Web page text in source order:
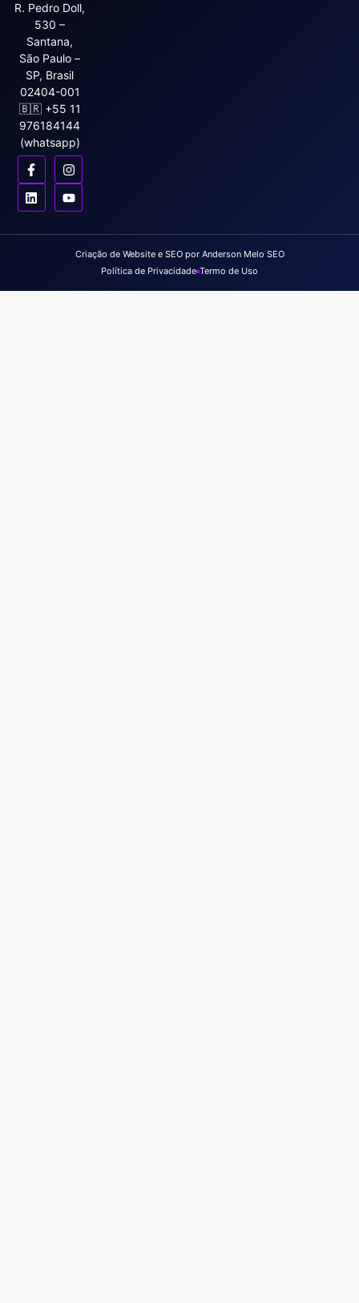
R. Pedro Doll,
530 –
Santana,
São Paulo –
SP, Brasil
02404-001
🇧🇷 +55 11
976184144
(whatsapp)
Criação de Website e SEO por Anderson Melo SEO
Política de Privacidade Termo de Uso